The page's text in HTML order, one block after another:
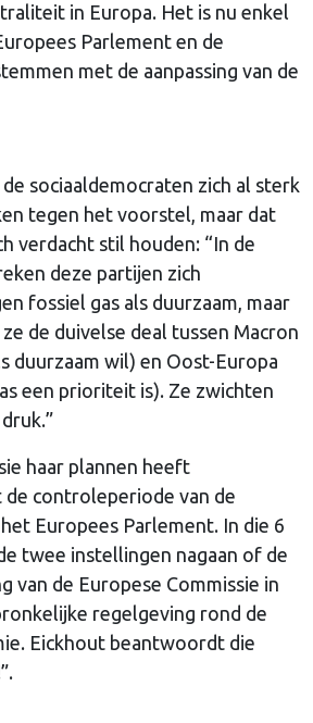
in Europa. Het is nu enkel
Parlement en de
met de aanpassing van de
sociaaldemocraten zich al sterk
tegen het voorstel, maar dat
verdacht stil houden: “In de
deze partijen zich
fossiel gas als duurzaam, maar
de duivelse deal tussen Macron
duurzaam wil) en Oost-Europa
een prioriteit is). Ze zwichten
haar plannen heeft
controleperiode van de
Europees Parlement. In die 6
twee instellingen nagaan of de
van de Europese Commissie in
regelgeving rond de
Eickhout beantwoordt die